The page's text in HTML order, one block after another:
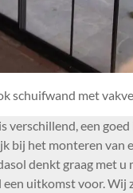
schuifwand met
verschillend, een
bij het monteren van
denkt graag met u
een uitkomst voor. Wij